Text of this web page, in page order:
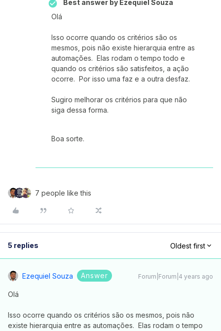
Best answer by Ezequiel Souza
Olá
Isso ocorre quando os critérios são os
mesmos, pois não existe hierarquia entre as
automações. Elas rodam o tempo todo e
quando os critérios são satisfeitos, a ação
ocorre. Por isso uma faz e a outra desfaz.
Sugiro melhorar os critérios para que não
siga dessa forma.
Boa sorte.​​​​​
7 people like this
5 replies Oldest first
Ezequiel Souza Answer Forum|Forum|4 years ago
Olá
Isso ocorre quando os critérios são os mesmos, pois não
existe hierarquia entre as automações. Elas rodam o tempo